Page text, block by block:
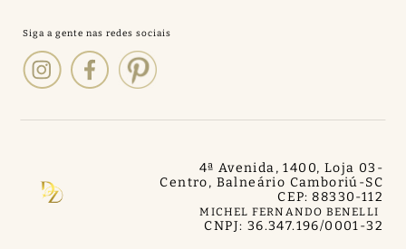
MICHEL FERNANDO BENELLI
4ª Avenida, 1400, Loja 03 -
Centro, Balneário Camboriú-SC
CEP: 88330-112
CNPJ: 36.347.196/0001-32